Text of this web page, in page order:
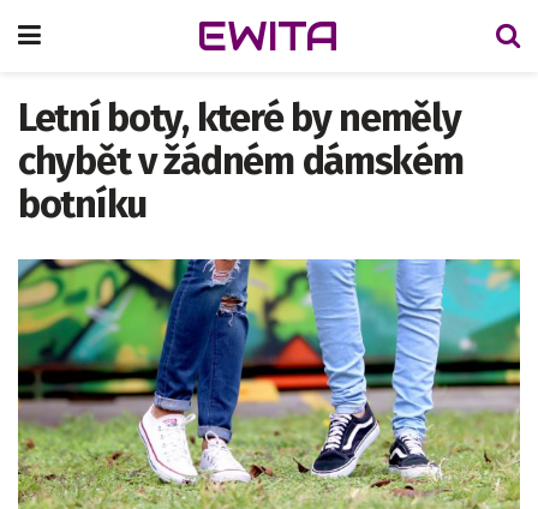
EWITA
Letní boty, které by neměly
chybět v žádném dámském
botníku